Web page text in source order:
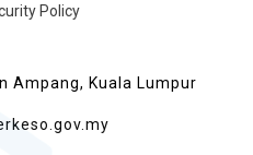
Policy
Ampang, Kuala Lumpur